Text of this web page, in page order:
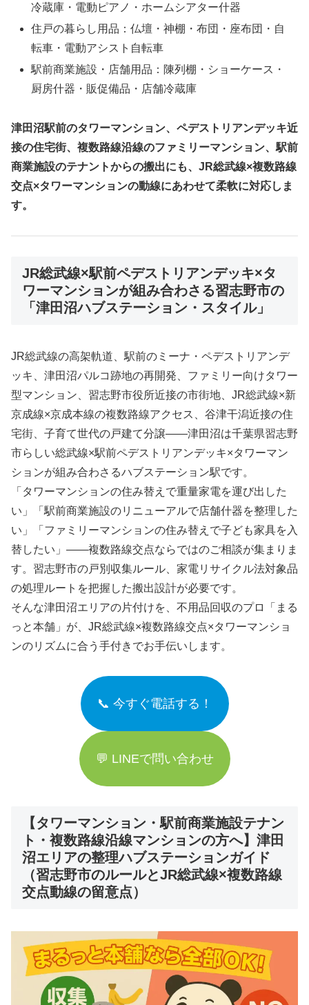
冷蔵庫・電動ピアノ・ホームシアター什器
住戸の暮らし用品：仏壇・神棚・布団・座布団・自
転車・電動アシスト自転車
駅前商業施設・店舗用品：陳列棚・ショーケース・
厨房什器・販促備品・店舗冷蔵庫
津田沼駅前のタワーマンション、ペデストリアンデッキ近
接の住宅街、複数路線沿線のファミリーマンション、駅前
商業施設のテナントからの搬出にも、JR総武線×複数路線
交点×タワーマンションの動線にあわせて柔軟に対応しま
す。
JR総武線×駅前ペデストリアンデッキ×タ
ワーマンションが組み合わさる習志野市の
「津田沼ハブステーション・スタイル」
JR総武線の高架軌道、駅前のミーナ・ペデストリアンデ
ッキ、津田沼パルコ跡地の再開発、ファミリー向けタワー
型マンション、習志野市役所近接の市街地、JR総武線×新
京成線×京成本線の複数路線アクセス、谷津干潟近接の住
宅街、子育て世代の戸建て分譲――津田沼は千葉県習志野
市らしい総武線×駅前ペデストリアンデッキ×タワーマン
ションが組み合わさるハブステーション駅です。
「タワーマンションの住み替えで重量家電を運び出した
い」「駅前商業施設のリニューアルで店舗什器を整理した
い」「ファミリーマンションの住み替えで子ども家具を入
替したい」――複数路線交点ならではのご相談が集まりま
す。習志野市の戸別収集ルール、家電リサイクル法対象品
の処理ルートを把握した搬出設計が必要です。
そんな津田沼エリアの片付けを、不用品回収のプロ「まる
っと本舗」が、JR総武線×複数路線交点×タワーマンショ
ンのリズムに合う手付きでお手伝いします。
📞 今すぐ電話する！
💬 LINEで問い合わせ
【タワーマンション・駅前商業施設テナン
ト・複数路線沿線マンションの方へ】津田
沼エリアの整理ハブステーションガイド
（習志野市のルールとJR総武線×複数路線
交点動線の留意点）